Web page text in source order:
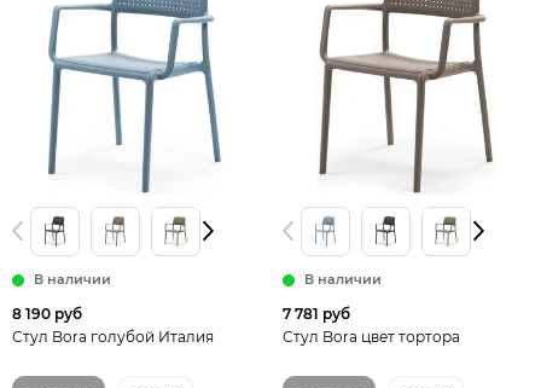
В наличии
8 190 руб
Стул Bora голубой Италия
В наличии
7 781 руб
Стул Bora цвет тортора